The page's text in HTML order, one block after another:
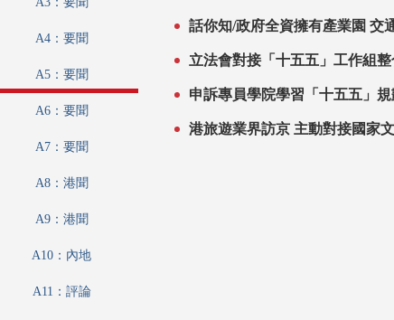
A4：要聞
A5：要聞
A6：要聞
A7：要聞
A8：港聞
A9：港聞
A10：內地
A11：評論
話你知/政府全資擁有產業園 交
立法會對接「十五五」工作組
申訴專員學院學習「十五五」
港旅遊業界訪京 主動對接國家